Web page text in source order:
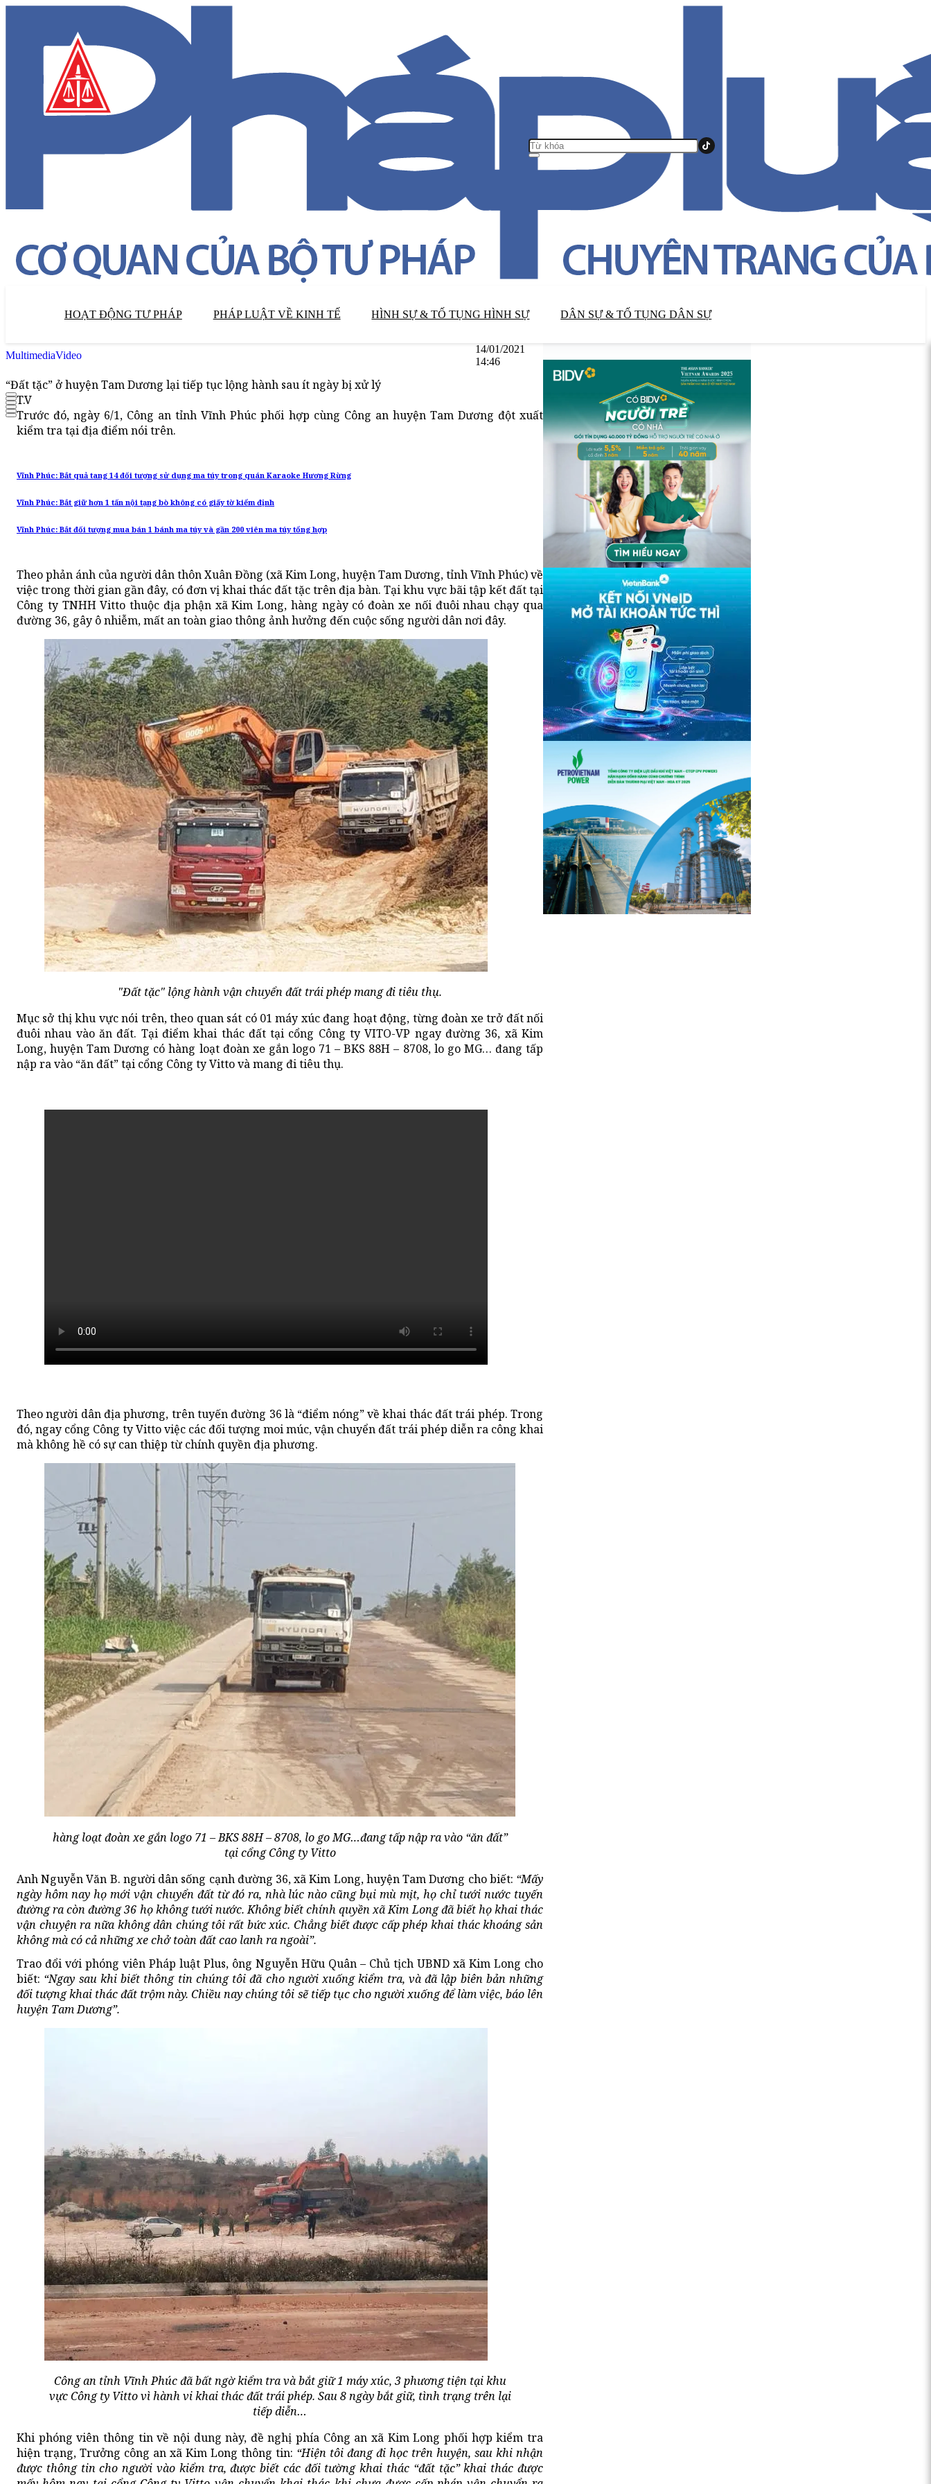
HOẠT ĐỘNG TƯ PHÁP PHÁP LUẬT VỀ KINH TẾ HÌNH SỰ & TỐ TỤNG HÌNH SỰ DÂN SỰ & TỐ TỤNG DÂN SỰ
MultimediaVideo
14/01/2021
14:46
“Đất tặc” ở huyện Tam Dương lại tiếp tục lộng hành sau ít ngày bị xử lý
T.V
Trước đó, ngày 6/1, Công an tỉnh Vĩnh Phúc phối hợp cùng Công an huyện Tam Dương đột xuất
kiểm tra tại địa điểm nói trên.
Vĩnh Phúc: Bắt quả tang 14 đối tượng sử dụng ma túy trong quán Karaoke Hương Rừng
Vĩnh Phúc: Bắt giữ hơn 1 tấn nội tạng bò không có giấy tờ kiểm định
Vĩnh Phúc: Bắt đối tượng mua bán 1 bánh ma túy và gần 200 viên ma túy tổng hợp
Theo phản ánh của người dân thôn Xuân Đồng (xã Kim Long, huyện Tam Dương, tỉnh Vĩnh Phúc) về
việc trong thời gian gần đây, có đơn vị khai thác đất tặc trên địa bàn. Tại khu vực bãi tập kết đất tại
Công ty TNHH Vitto thuộc địa phận xã Kim Long, hàng ngày có đoàn xe nối đuôi nhau chạy qua
đường 36, gây ô nhiễm, mất an toàn giao thông ảnh hưởng đến cuộc sống người dân nơi đây.
"Đất tặc" lộng hành vận chuyển đất trái phép mang đi tiêu thụ.
Mục sở thị khu vực nói trên, theo quan sát có 01 máy xúc đang hoạt động, từng đoàn xe trở đất nối
đuôi nhau vào ăn đất. Tại điểm khai thác đất tại cổng Công ty VITO-VP ngay đường 36, xã Kim
Long, huyện Tam Dương có hàng loạt đoàn xe gắn logo 71 – BKS 88H – 8708, lo go MG… đang tấp
nập ra vào “ăn đất” tại cổng Công ty Vitto và mang đi tiêu thụ.
Theo người dân địa phương, trên tuyến đường 36 là “điểm nóng” về khai thác đất trái phép. Trong
đó, ngay cổng Công ty Vitto việc các đối tượng moi múc, vận chuyển đất trái phép diễn ra công khai
mà không hề có sự can thiệp từ chính quyền địa phương.
hàng loạt đoàn xe gắn logo 71 – BKS 88H – 8708, lo go MG…đang tấp nập ra vào “ăn đất”
tại cổng Công ty Vitto
Anh Nguyễn Văn B. người dân sống cạnh đường 36, xã Kim Long, huyện Tam Dương cho biết: “Mấy
ngày hôm nay họ mới vận chuyển đất từ đó ra, nhà lúc nào cũng bụi mù mịt, họ chỉ tưới nước tuyến
đường ra còn đường 36 họ không tưới nước. Không biết chính quyền xã Kim Long đã biết họ khai thác
vận chuyện ra nữa không dân chúng tôi rất bức xúc. Chẳng biết được cấp phép khai thác khoáng sản
không mà có cả những xe chở toàn đất cao lanh ra ngoài”.
Trao đổi với phóng viên Pháp luật Plus, ông Nguyễn Hữu Quân – Chủ tịch UBND xã Kim Long cho
biết: “Ngay sau khi biết thông tin chúng tôi đã cho người xuống kiểm tra, và đã lập biên bản những
đối tượng khai thác đất trộm này. Chiều nay chúng tôi sẽ tiếp tục cho người xuống để làm việc, báo lên
huyện Tam Dương”.
Công an tỉnh Vĩnh Phúc đã bất ngờ kiểm tra và bắt giữ 1 máy xúc, 3 phương tiện tại khu
vực Công ty Vitto vì hành vi khai thác đất trái phép. Sau 8 ngày bắt giữ, tình trạng trên lại
tiếp diễn…
Khi phóng viên thông tin về nội dung này, đề nghị phía Công an xã Kim Long phối hợp kiểm tra
hiện trạng, Trưởng công an xã Kim Long thông tin: “Hiện tôi đang đi học trên huyện, sau khi nhận
được thông tin cho người vào kiểm tra, được biết các đối tường khai thác “đất tặc” khai thác được